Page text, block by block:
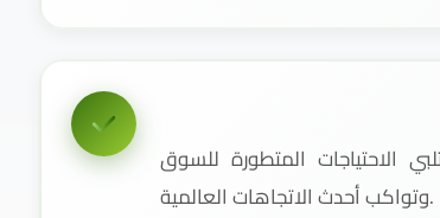
الاحتياجات المتطورة للسوق
وتواكب أحدث الاتجاهات العالمية.